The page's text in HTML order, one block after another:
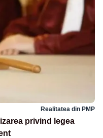
Realitatea din PMP
privind legea